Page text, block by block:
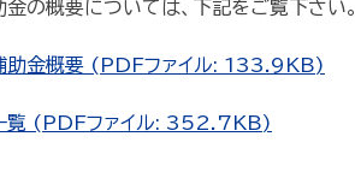
の概要については、下記をご覧下さい。
助金概要 (PDFファイル: 133.9KB)
覧 (PDFファイル: 352.7KB)